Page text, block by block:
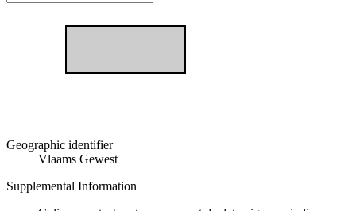
Geographic identifier
Vlaams Gewest
Supplemental Information